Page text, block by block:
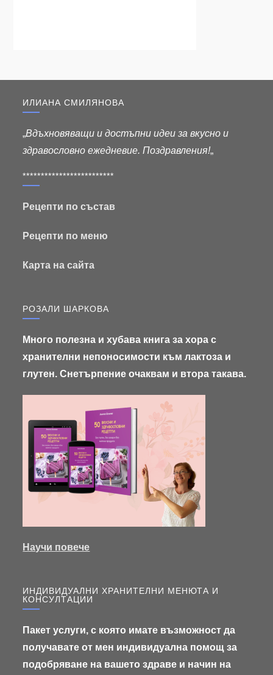
ИЛИАНА СМИЛЯНОВА
„Вдъхновяващи и достъпни идеи за вкусно и
здравословно ежедневие. Поздравления!„
*************************
Рецепти по състав
Рецепти по меню
Карта на сайта
РОЗАЛИ ШАРКОВА
Много полезна и хубава книга за хора с
хранителни непоносимости към лактоза и
глутен. Снетърпение очаквам и втора такава.
Научи повече
ИНДИВИДУАЛНИ ХРАНИТЕЛНИ МЕНЮТА И
КОНСУЛТАЦИИ
Пакет услуги, с която имате възможност да
получавате от мен индивидуална помощ за
подобряване на вашето здраве и начин на